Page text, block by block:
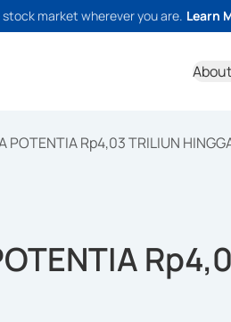
market wherever you are. Learn
POTENTIA Rp4,03 TRILIUN